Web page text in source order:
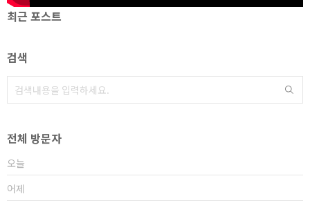
최근 포스트
검색
전체 방문자
오늘
어제